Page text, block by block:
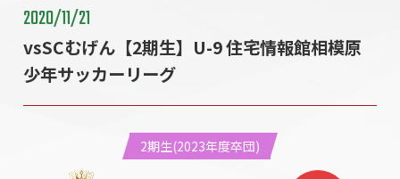
2020/11/21
vsSCむげん【2期生】U-9 住宅情報館相模原
少年サッカーリーグ
2期生(2023年度卒団)